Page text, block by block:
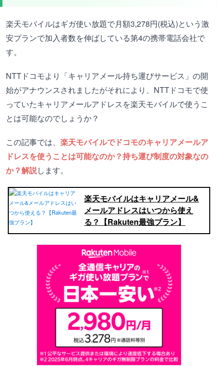
楽天モバイルはギガ使い放題で月額3,278円(税込)という激
安プランで加入者数を伸ばしている第4の携帯電話会社で
す。
NTTドコモより「キャリアメール持ち運びサービス」の開
始がアナウンスされましたがそれにより、NTTドコモで使
っていたキャリアメールアドレスを楽天モバイルで使うこ
とは可能なのでしょうか？
この記事では、 楽天モバイルでドコモのキャリアメールア
ドレスを使うことは可能なのか？持ち運び制度の対象なの
か？解説します。
楽天モバイルはキャリアメール&
メールアドレスはいつから使え
る？【Rakuten最強プラン】